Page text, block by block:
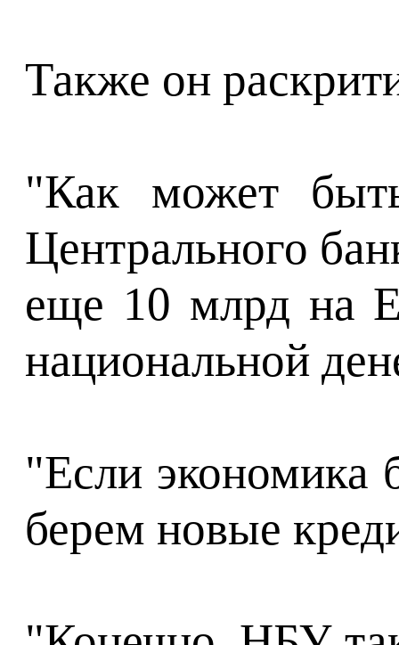
Также он
"Как может быть
Центрального
еще 10 млрд на
национальной
"Если экономика
берем новые